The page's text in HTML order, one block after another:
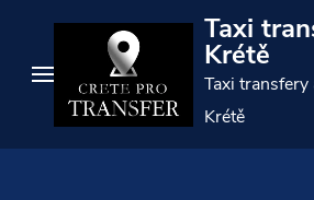
obsah
(stiskněte
Enter)
Taxi
Krétě
Taxi transfery
Krétě